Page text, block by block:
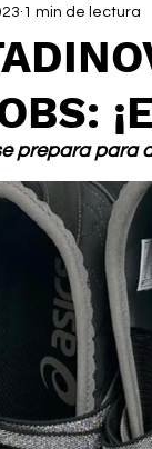
1 min de lectura
prepara para